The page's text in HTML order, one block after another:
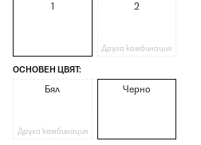
1 2
Друга комбинация
ОСНОВЕН ЦВЯТ:
Бял
Друга комбинация
Черно